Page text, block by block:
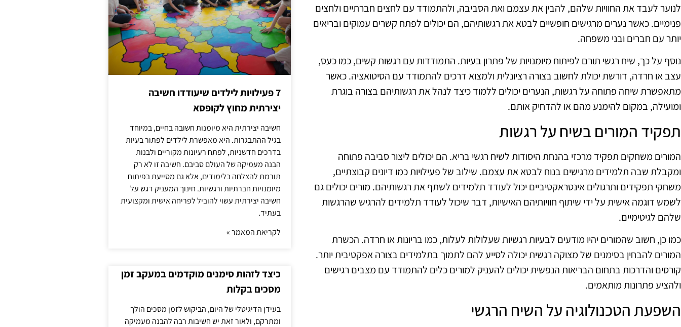
לנוער לעבד את החוויות שלהם, להבין את עצמם ואת הסביבה, ולהתמודד עם לחצים חברתיים ולחצים
פנימיים. כאשר נערים מרגישים חופשיים לבטא את רגשותיהם, הם יכולים לפתח קשרים עמוקים ובריאים
יותר עם חברים ובני משפחה.
נוסף על כך, שיח רגשי תורם לפיתוח מיומנויות של פתרון בעיות. התמודדות עם רגשות קשים, כמו כעס,
עצב או חרדה, דורשת יכולת לחשוב בצורה רציונלית ולמצוא דרכים להתמודד עם הסיטואציה. כאשר
מתאפשרת שיחה פתוחה על רגשות, הנערים יכולים ללמוד כיצד לנהל את רגשותיהם בצורה בוגרת
ומועילה, במקום להימנע מהם או להדחיק אותם.
תפקיד המורים בשיח על רגשות
המורים משחקים תפקיד מרכזי בהנחת היסודות לשיח רגשי בריא. הם יכולים ליצור סביבה פתוחה
ומקבלת שבה תלמידים מרגישים בנוח לבטא את עצמם. שילוב של פעילויות כמו דיונים קבוצתיים,
משחקי תפקידים ותרגולים אינטראקטיביים יכול לעודד תלמידים לשתף את רגשותיהם. מורים יכולים גם
לשמש דוגמה אישית על ידי שיתוף חוויותיהם האישיות, דבר שיכול לעודד תלמידים להרגיש שהרגשות
שלהם לגיטימיים.
כמו כן, חשוב שהמורים יהיו מודעים לבעיות רגשיות שעלולות לעלות, כמו בריונות או חרדה. הכשרת
המורים להבחין בסימנים של מצוקה רגשית יכולה לסייע להם לתמוך בתלמידים בצורה אפקטיבית יותר.
קורסים והדרכות בתחום הבריאות הנפשית יכולים להעניק למורים כלים להתמודד עם מצבים רגישים
ולהציע פתרונות מותאמים.
השפעת הטכנולוגיה על השיח הרגשי
7 פעילויות לילדים שיעודדו חשיבה
יצירתית מחוץ לקופסא
חשיבה יצירתית היא מיומנות חשובה בחיים, במיוחד
בגיל ההתבגרות. היא מאפשרת לילדים לפתור בעיות
בדרכים חדשניות, לפתח רעיונות מקוריים ולבנות
הבנה מעמיקה של העולם סביבם. חשיבה זו לא רק
תורמת להצלחה בלימודים, אלא גם מסייעת בפיתוח
מיומנויות חברתיות ורגשיות. חינוך המעניק דגש על
חשיבה יצירתית עשוי להוביל לפריחה אישית ומקצועית
בעתיד.
לקריאת המאמר »
כיצד לזהות סימנים מוקדמים במעקב זמן
מסכים בקלות
בעידן הדיגיטלי של היום, הביקוש לזמן מסכים הולך
ומתרקם, ולאור זאת יש חשיבות רבה להבנה מעמיקה